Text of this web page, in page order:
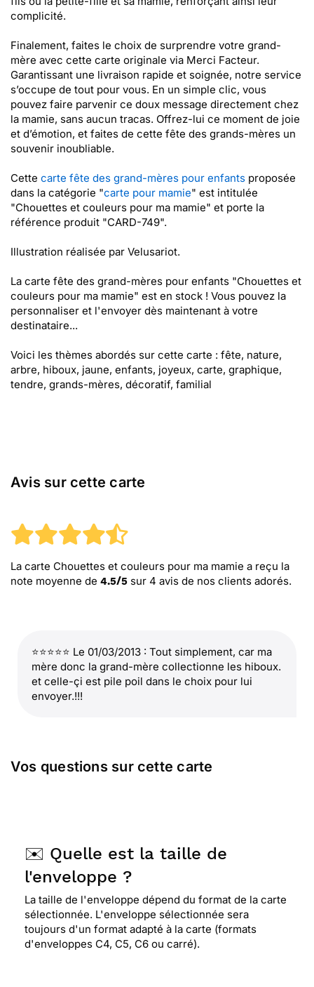
complicité.
Finalement, faites le choix de surprendre votre grand-
mère avec cette carte originale via Merci Facteur.
Garantissant une livraison rapide et soignée, notre service
s’occupe de tout pour vous. En un simple clic, vous
pouvez faire parvenir ce doux message directement chez
la mamie, sans aucun tracas. Offrez-lui ce moment de joie
et d’émotion, et faites de cette fête des grands-mères un
souvenir inoubliable.
Cette carte fête des grand-mères pour enfants proposée
dans la catégorie "carte pour mamie" est intitulée
"Chouettes et couleurs pour ma mamie" et porte la
référence produit "CARD-749".
Illustration réalisée par Velusariot.
La carte fête des grand-mères pour enfants "Chouettes et
couleurs pour ma mamie" est en stock ! Vous pouvez la
personnaliser et l'envoyer dès maintenant à votre
destinataire...
Voici les thèmes abordés sur cette carte : fête, nature,
arbre, hiboux, jaune, enfants, joyeux, carte, graphique,
tendre, grands-mères, décoratif, familial
Avis sur cette carte
La carte Chouettes et couleurs pour ma mamie a reçu la
note moyenne de 4.5/5 sur 4 avis de nos clients adorés.
⭐⭐⭐⭐⭐ Le 01/03/2013 : Tout simplement, car ma
mère donc la grand-mère collectionne les hiboux.
et celle-çi est pile poil dans le choix pour lui
envoyer.!!!
Vos questions sur cette carte
✉️ Quelle est la taille de
l'enveloppe ?
La taille de l'enveloppe dépend du format de la carte
sélectionnée. L'enveloppe sélectionnée sera
toujours d'un format adapté à la carte (formats
d'enveloppes C4, C5, C6 ou carré).